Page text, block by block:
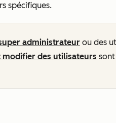
spécifiques.
administrateur ou des
des utilisateurs